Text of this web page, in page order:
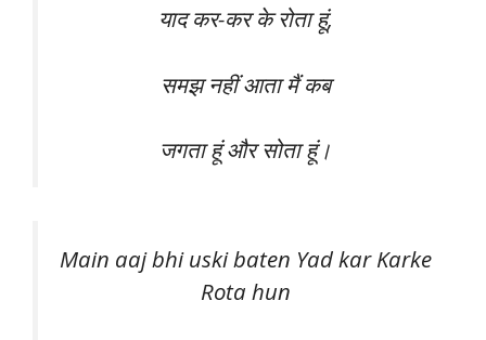
याद कर-कर के रोता हूं,
समझ नहीं आता मैं कब
जगता हूं और सोता हूं।
Main aaj bhi uski baten Yad kar Karke
Rota hun